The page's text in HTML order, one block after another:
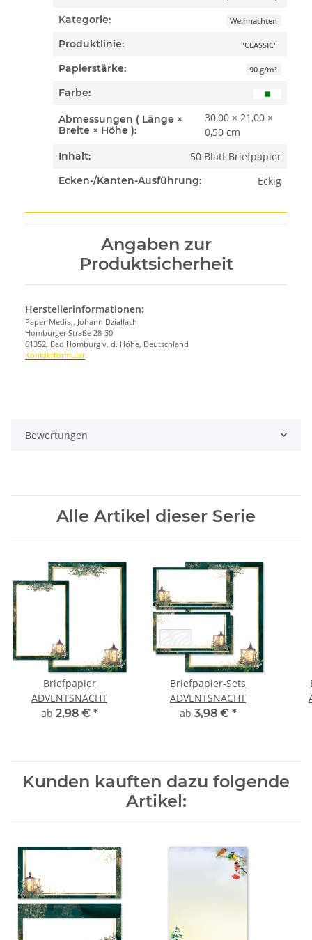
Kategorie: Weihnachten
Produktlinie: "CLASSIC"
Papierstärke: 90 g/m²
Farbe:
Abmessungen ( Länge ×
Breite × Höhe ):
30,00 × 21,00 ×
0,50 cm
Inhalt: 50 Blatt Briefpapier
Ecken-/Kanten-Ausführung: Eckig
Angaben zur
Produktsicherheit
Herstellerinformationen:
Paper-Media,, Johann Dziallach
Homburger Straße 28-30
61352, Bad Homburg v. d. Höhe, Deutschland
Kontaktformular
Bewertungen
Alle Artikel dieser Serie
Briefpapier
ADVENTSNACHT
ab 2,98 € *
Briefpapier-Sets
ADVENTSNACHT
ab 3,98 € *
Kunden kauften dazu folgende
Artikel: